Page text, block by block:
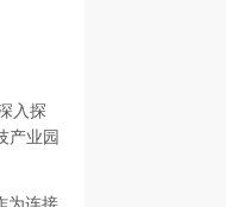
入探
产业园
为连接